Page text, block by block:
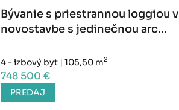
Bývanie s priestrannou loggiou v
novostavbe s jedinečnou arc...
4 - izbový byt | 105,50 m2
748 500 €
PREDAJ